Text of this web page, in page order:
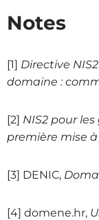
Notes
[1] Directive
domaine :
[2] NIS2 pour
première mise
[3] DENIC,
[4] domene.hr,